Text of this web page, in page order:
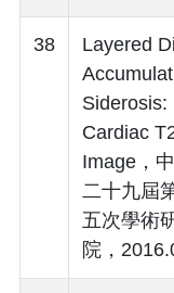
38
Layered
Siderosis:
Cardiac
Image，
二十九屆
五次學術
院，